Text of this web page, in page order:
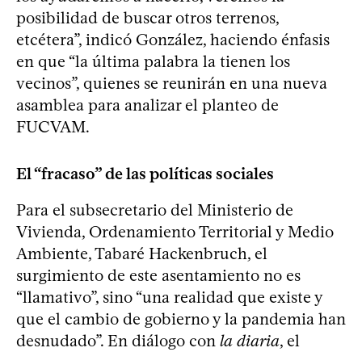
posibilidad de buscar otros terrenos,
etcétera”, indicó González, haciendo énfasis
en que “la última palabra la tienen los
vecinos”, quienes se reunirán en una nueva
asamblea para analizar el planteo de
FUCVAM.
El “fracaso” de las políticas sociales
Para el subsecretario del Ministerio de
Vivienda, Ordenamiento Territorial y Medio
Ambiente, Tabaré Hackenbruch, el
surgimiento de este asentamiento no es
“llamativo”, sino “una realidad que existe y
que el cambio de gobierno y la pandemia han
desnudado”. En diálogo con la diaria, el